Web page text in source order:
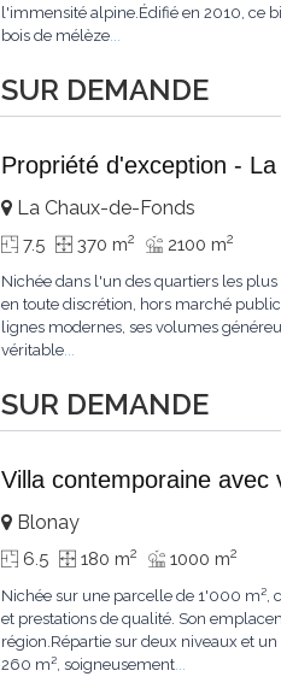
SUR DEMANDE
l'immensité alpine.Édifié en 2010, ce
bois de mélèze...
Propriété d'exception -
SUR DEMANDE
La Chaux-de-Fonds
7.5 370 m2 2100 m2
Nichée dans l'un des quartiers les
en toute discrétion, hors marché
lignes modernes, ses volumes
véritable...
Villa contemporaine
Blonay
6.5 180 m2 1000 m2
Nichée sur une parcelle de 1'000 m²,
et prestations de qualité. Son
région.Répartie sur deux niveaux et
260 m², soigneusement...